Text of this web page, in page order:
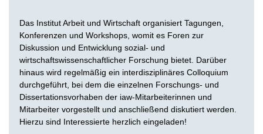
Das Institut Arbeit und Wirtschaft organisiert Tagungen,
Konferenzen und Workshops, womit es Foren zur
Diskussion und Entwicklung sozial- und
wirtschaftswissenschaftlicher Forschung bietet. Darüber
hinaus wird regelmäßig ein interdisziplinäres Colloquium
durchgeführt, bei dem die einzelnen Forschungs- und
Dissertationsvorhaben der iaw-Mitarbeiterinnen und
Mitarbeiter vorgestellt und anschließend diskutiert werden.
Hierzu sind Interessierte herzlich eingeladen!